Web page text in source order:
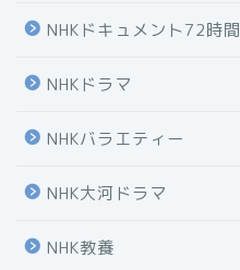
NHKドキュメント72時間
NHKドラマ
NHKバラエティー
NHK大河ドラマ
NHK教養